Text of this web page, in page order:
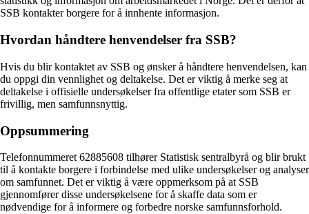
SSB kontakter borgere for å innhente informasjon.
Hvordan håndtere henvendelser fra SSB?
Hvis du blir kontaktet av SSB og ønsker å håndtere henvendelsen, kan
du oppgi din vennlighet og deltakelse. Det er viktig å merke seg at
deltakelse i offisielle undersøkelser fra offentlige etater som SSB er
frivillig, men samfunnsnyttig.
Oppsummering
Telefonnummeret 62885608 tilhører Statistisk sentralbyrå og blir brukt
til å kontakte borgere i forbindelse med ulike undersøkelser og analyser
om samfunnet. Det er viktig å være oppmerksom på at SSB
gjennomfører disse undersøkelsene for å skaffe data som er
nødvendige for å informere og forbedre norske samfunnsforhold.